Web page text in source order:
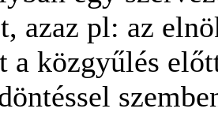
azaz pl: az
a közgyűlés